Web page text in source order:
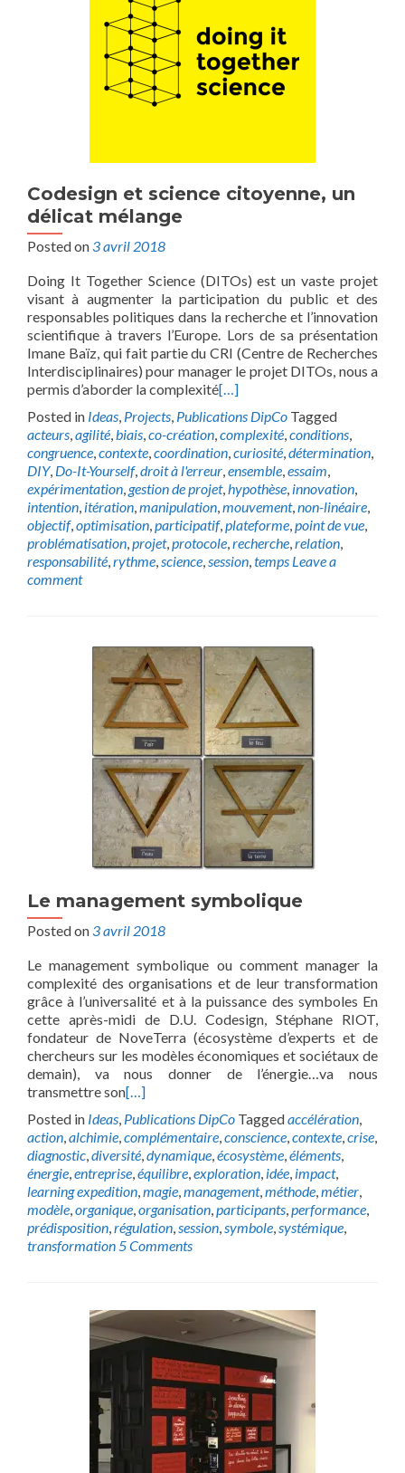
Codesign et science citoyenne, un
délicat mélange
Posted on 3 avril 2018
Doing It Together Science (DITOs) est un vaste projet
visant à augmenter la participation du public et des
responsables politiques dans la recherche et l’innovation
scientifique à travers l’Europe. Lors de sa présentation
Imane Baïz, qui fait partie du CRI (Centre de Recherches
Interdisciplinaires) pour manager le projet DITOs, nous a
permis d’aborder la complexité[…]
Posted in Ideas, Projects, Publications DipCo Tagged
acteurs,agilité,biais,co-création,complexité,conditions,
congruence,contexte,coordination,curiosité,détermination,
DIY, Do-It-Yourself,droit à l'erreur,ensemble,essaim,
expérimentation,gestion de projet,hypothèse, innovation,
intention, itération,manipulation,mouvement,non-linéaire,
objectif,optimisation,participatif,plateforme,point de vue,
problématisation,projet,protocole,recherche,relation,
responsabilité,rythme,science,session,temps Leave a
comment
Le management symbolique
Posted on 3 avril 2018
Le management symbolique ou comment manager la
complexité des organisations et de leur transformation
grâce à l’universalité et à la puissance des symboles En
cette après-midi de D.U. Codesign, Stéphane RIOT,
fondateur de NoveTerra (écosystème d’experts et de
chercheurs sur les modèles économiques et sociétaux de
demain), va nous donner de l’énergie…va nous
transmettre son[…]
Posted in Ideas, Publications DipCo Taggedaccélération,
action,alchimie,complémentaire,conscience,contexte,crise,
diagnostic,diversité,dynamique,écosystème,éléments,
énergie,entreprise,équilibre,exploration, idée, impact,
learning expedition,magie,management,méthode,métier,
modèle,organique,organisation,participants,performance,
prédisposition,régulation,session,symbole,systémique,
transformation5 Comments